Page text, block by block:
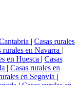
| Casas rurales
rurales en Navarra |
en Huesca | Casas
| Casas rurales en
en Segovia |